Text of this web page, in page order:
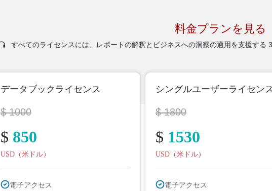
料金プランを見る
すべてのライセンスには、レポートの解釈とビジネスへの洞察の適用を支援する
データブックライセンス
$ 1000
$ 850
USD（米ドル）
電子アクセス
シングルユーザーライセンス
$ 1800
$ 1530
USD（米ドル）
電子アクセス